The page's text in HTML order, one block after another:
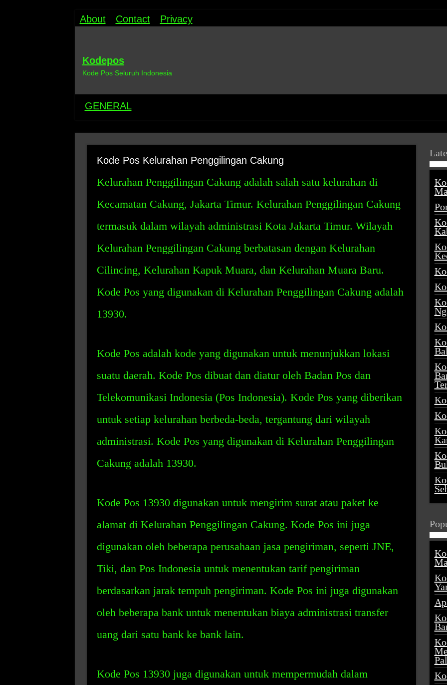
About Contact Privacy
Kodepos
Kode Pos Seluruh Indonesia
GENERAL
Kode Pos Kelurahan Penggilingan Cakung
Kelurahan Penggilingan Cakung adalah salah satu kelurahan di
Kecamatan Cakung, Jakarta Timur. Kelurahan Penggilingan Cakung
termasuk dalam wilayah administrasi Kota Jakarta Timur. Wilayah
Kelurahan Penggilingan Cakung berbatasan dengan Kelurahan
Cilincing, Kelurahan Kapuk Muara, dan Kelurahan Muara Baru.
Kode Pos yang digunakan di Kelurahan Penggilingan Cakung adalah
13930.
Kode Pos adalah kode yang digunakan untuk menunjukkan lokasi
suatu daerah. Kode Pos dibuat dan diatur oleh Badan Pos dan
Telekomunikasi Indonesia (Pos Indonesia). Kode Pos yang diberikan
untuk setiap kelurahan berbeda-beda, tergantung dari wilayah
administrasi. Kode Pos yang digunakan di Kelurahan Penggilingan
Cakung adalah 13930.
Kode Pos 13930 digunakan untuk mengirim surat atau paket ke
alamat di Kelurahan Penggilingan Cakung. Kode Pos ini juga
digunakan oleh beberapa perusahaan jasa pengiriman, seperti JNE,
Tiki, dan Pos Indonesia untuk menentukan tarif pengiriman
berdasarkan jarak tempuh pengiriman. Kode Pos ini juga digunakan
oleh beberapa bank untuk menentukan biaya administrasi transfer
uang dari satu bank ke bank lain.
Kode Pos 13930 juga digunakan untuk mempermudah dalam